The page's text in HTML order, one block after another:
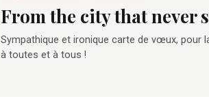
From the city that never
Sympathique et ironique carte de vœux, pour
à toutes et à tous !